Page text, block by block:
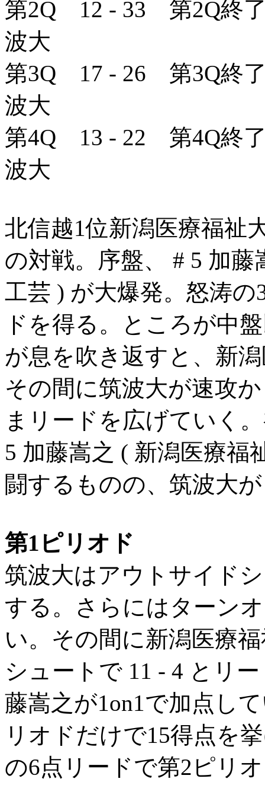
第2Q 12 - 33 第2Q終
波大
第3Q 17 - 26 第3Q終
波大
第4Q 13 - 22 第4Q終
波大
北信越1位新潟医療福祉
の対戦。序盤、 # 5 加
工芸 ) が大爆発。怒涛
ドを得る。ところが中
が息を吹き返すと、新
その間に筑波大が速攻
まリードを広げていく
5 加藤嵩之 ( 新潟医療福
闘するものの、筑波大
第1ピリオド
筑波大はアウトサイド
する。さらにはターン
い。その間に新潟医療
シュートで 11 ‐ 4 とリ
藤嵩之が1on1で加点し
リオドだけで15得点を
の6点リードで第2ピリ